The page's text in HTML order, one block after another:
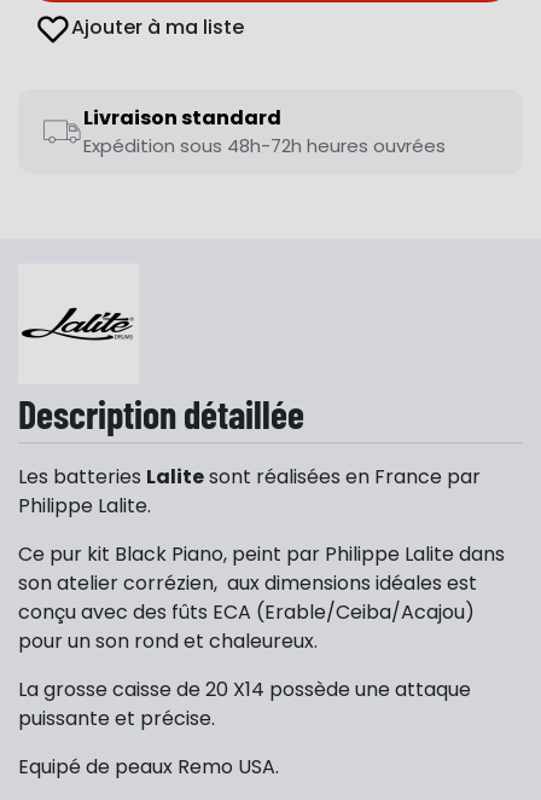
Ajouter à ma liste
Livraison standard
Expédition sous 48h-72h heures ouvrées
Description détaillée
Les batteries Lalitesont réalisées en France par
Philippe Lalite.
Ce pur kit Black Piano, peint par Philippe Lalite dans
son atelier corrézien, aux dimensions idéales est
conçu avec des fûts ECA (Erable/Ceiba/Acajou)
pour un son rond et chaleureux.
La grosse caisse de 20 X14 possède une attaque
puissante et précise.
Equipé de peaux Remo USA.